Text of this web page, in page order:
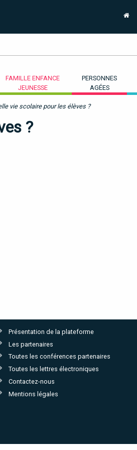
FAMILLE ENFANCE
JEUNESSE
PERSONNES
AGÉES
vie scolaire pour les élèves ?
?
Présentation de la plateforme
Les partenaires
Toutes les conférences partenaires
Toutes les lettres électroniques
Contactez-nous
Mentions légales